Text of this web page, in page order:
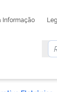
Informação